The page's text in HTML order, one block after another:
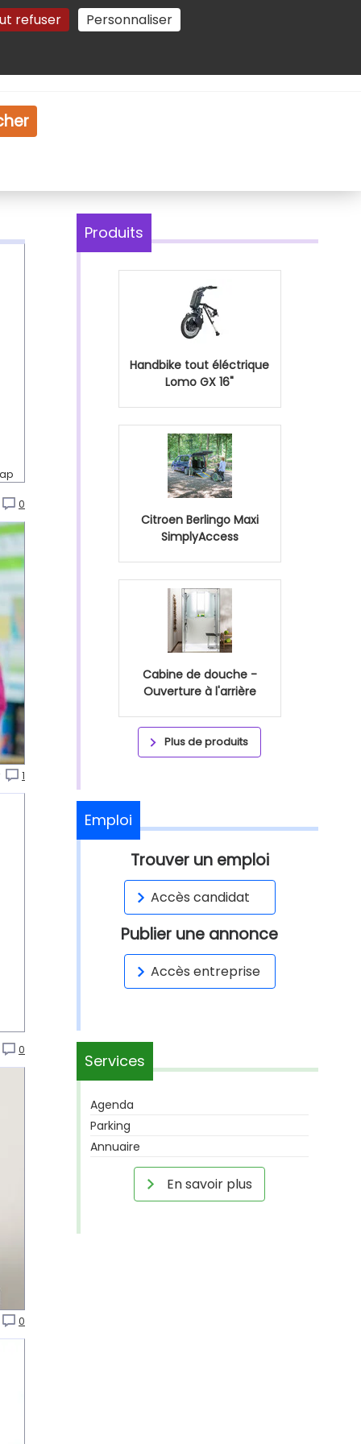
refuser Personnaliser
Gestion des cookies
0
1
0
0
Produits
Handbike tout éléctrique
Lomo GX 16"
Citroen Berlingo Maxi
SimplyAccess
Cabine de douche -
Ouverture à l'arrière
Plus de produits
Emploi
Trouver un emploi
Accès candidat
Publier une annonce
Accès entreprise
Services
Agenda
Parking
Annuaire
En savoir plus